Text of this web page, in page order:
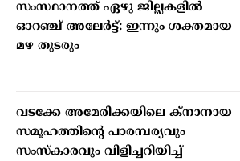
സംസ്ഥാനത്ത് ഏഴു ജില്ലകളില്‍
ഓറഞ്ച് അലേര്‍ട്ട്: ഇന്നും ശക്തമായ
മഴ തുടരും
വടക്കേ അമേരിക്കയിലെ ക്‌നാനായ
സമൂഹത്തിന്റെ പാരമ്പര്യവും
സംസ്‌കാരവും വിളിച്ചറിയിച്ച്